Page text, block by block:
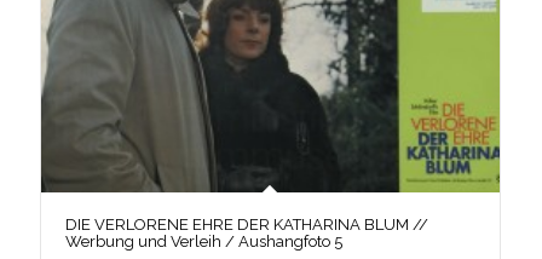
DIE VERLORENE EHRE DER KATHARINA BLUM //
Werbung und Verleih / Aushangfoto 5